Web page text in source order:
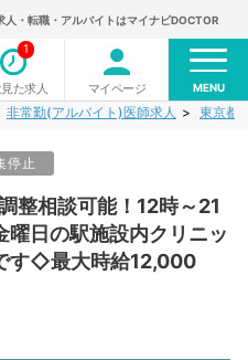
人・転職・アルバイトはマイナビDOCTOR
た求人
1
マイページ MENU
非常勤(アルバイト)医師求人 東京都
停止
整相談可能！12時～21
曜日の駅施設内クリニッ
す◇最大時給12,000